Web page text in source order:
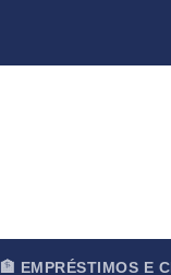
🏦 EMPRÉSTIMOS E